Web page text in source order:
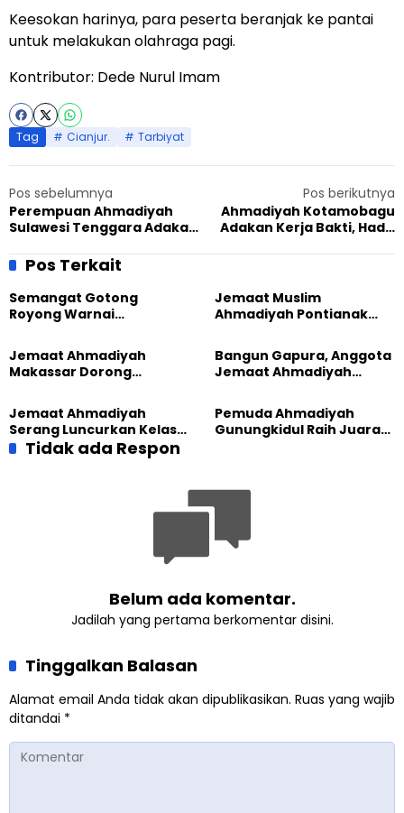
Keesokan harinya, para peserta beranjak ke pantai
untuk melakukan olahraga pagi.
Kontributor: Dede Nurul Imam
Tag Cianjur. Tarbiyat
Pos sebelumnya
Perempuan Ahmadiyah
Sulawesi Tenggara Adakan
di Baubau
Pos berikutnya
Ahmadiyah Kotamobagu
Adakan Kerja Bakti, Hadir
Masyarakat
Pos Terkait
Semangat Gotong
Royong Warnai
Masjid di Jemaat
Ahmadiyah Sukapura
Jemaat Muslim
Ahmadiyah Pontianak
Jemaat Ahmadiyah
Makassar Dorong
Lewat Edukasi Ekoteologi
Bangun Gapura, Anggota
Jemaat Ahmadiyah
Sambut HUT RI ke-81
Jemaat Ahmadiyah
Serang Luncurkan Kelas
Tatar, Fokus Cetak
Pemuda Ahmadiyah
Gunungkidul Raih Juara
Tidak ada Respon
Belum ada komentar.
Jadilah yang pertama berkomentar disini.
Tinggalkan Balasan
Alamat email Anda tidak akan dipublikasikan. Ruas yang wajib
ditandai *